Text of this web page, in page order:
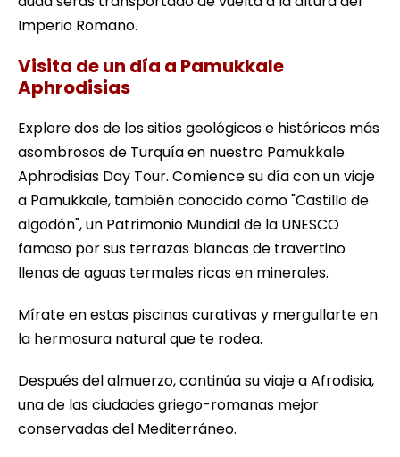
Imperio Romano.
Visita de un día a Pamukkale
Aphrodisias
Explore dos de los sitios geológicos e históricos más
asombrosos de Turquía en nuestro Pamukkale
Aphrodisias Day Tour. Comience su día con un viaje
a Pamukkale, también conocido como "Castillo de
algodón", un Patrimonio Mundial de la UNESCO
famoso por sus terrazas blancas de travertino
llenas de aguas termales ricas en minerales.
Mírate en estas piscinas curativas y mergullarte en
la hermosura natural que te rodea.
Después del almuerzo, continúa su viaje a Afrodisia,
una de las ciudades griego-romanas mejor
conservadas del Mediterráneo.